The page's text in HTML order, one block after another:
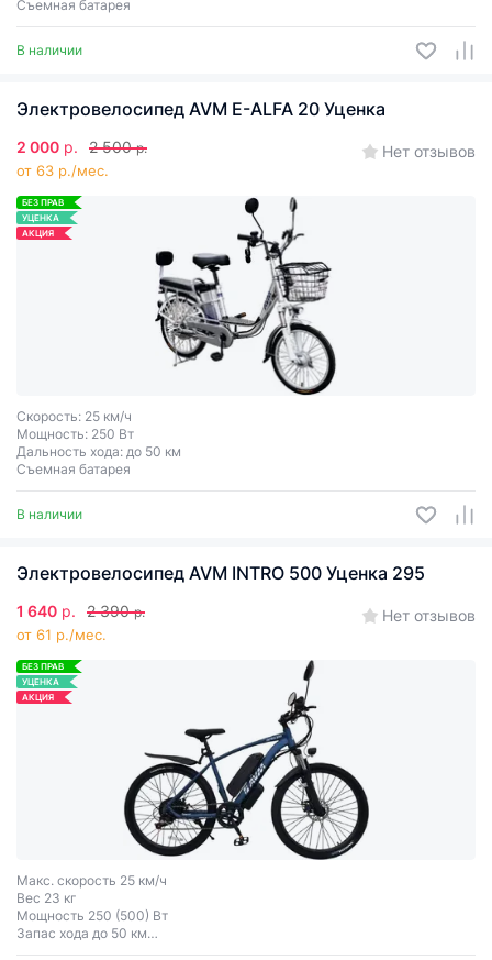
Съемная батарея
В наличии
Электровелосипед AVM E-ALFA 20 Уценка
2 000 р. 2 500 р.
от 63 р./мес.
Нет отзывов
БЕЗ ПРАВ
УЦЕНКА
АКЦИЯ
Скорость: 25 км/ч
Мощность: 250 Вт
Дальность хода: до 50 км
Съемная батарея
В наличии
Электровелосипед AVM INTRO 500 Уценка 295
1 640 р. 2 390 р.
от 61 р./мес.
Нет отзывов
БЕЗ ПРАВ
УЦЕНКА
АКЦИЯ
Макс. скорость 25 км/ч
Вес 23 кг
Мощность 250 (500) Вт
Запас хода до 50 км
Съемная батарея